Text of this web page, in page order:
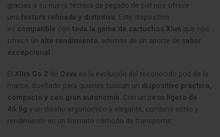
gracias a su nueva técnica de pegado de piel nos ofrece
una textura refinada y distintiva. Este dispositivo
es compatible con toda la gama de cartuchos Xlim que nos
ofrece un alto rendimiento, además de un aporte de sabor
excepcional.
El Xlim Go 2 de Oxva es la evolución del reconocido pod de la
marca, diseñado para quienes buscan un dispositivo práctico,
compacto y con gran autonomía. Con un peso ligero de
45.9g y un diseño ergonómico y elegante, combina estilo y
rendimiento en un formato cómodo de transportar.